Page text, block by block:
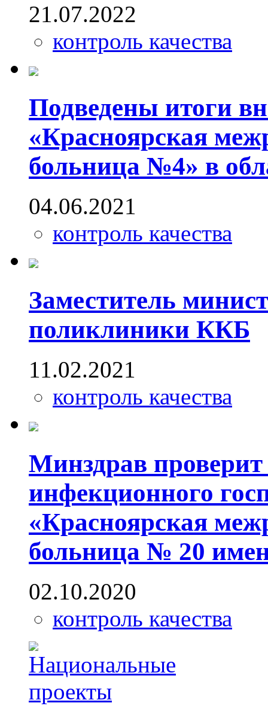
21.07.2022
контроль качества
Подведены итоги
«Красноярская
больница №4» в
04.06.2021
контроль качества
Заместитель
поликлиники ККБ
11.02.2021
контроль качества
Минздрав проверит
инфекционного
«Красноярская
больница № 20
02.10.2020
контроль качества